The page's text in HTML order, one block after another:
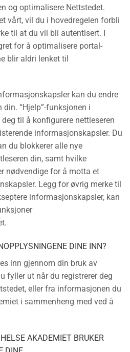
og optimalisere Nettstedet.
vårt, vil du i hovedregelen forbli
til at du vil bli autentisert. I
for å optimalisere portal-
blir aldri lenket til
kan du endre
“Hjelp”-funksjonen i
til å konfigurere nettleseren
informasjonskapsler. Du
du blokkerer alle nye
din, samt hvilke
nødvendige for å motta et
Legg for øvrig merke til
informasjonskapsler, kan
DINE INN?
inn gjennom din bruk av
fyller ut når du registrerer deg
eller fra informasjonen du
i sammenheng med ved å
AKADEMIET BRUKER